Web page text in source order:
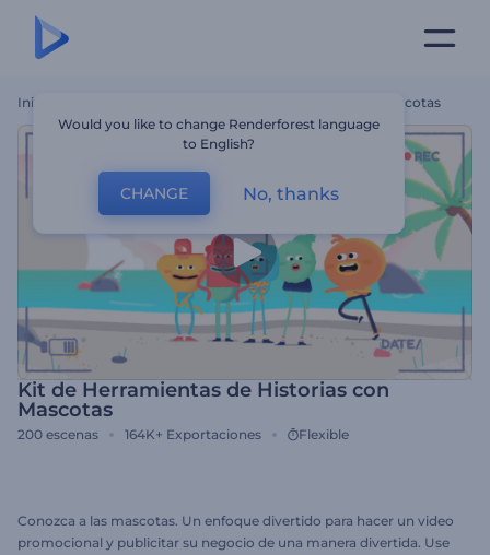
Inicio Kit De Herramientas De Historias Con Mascotas
Kit de Herramientas de Historias con
Mascotas
200 escenas 164K+ Exportaciones Flexible
Conozca a las mascotas. Un enfoque divertido para hacer un video
promocional y publicitar su negocio de una manera divertida. Use
Would you like to change Renderforest language
to English?
CHANGE No, thanks